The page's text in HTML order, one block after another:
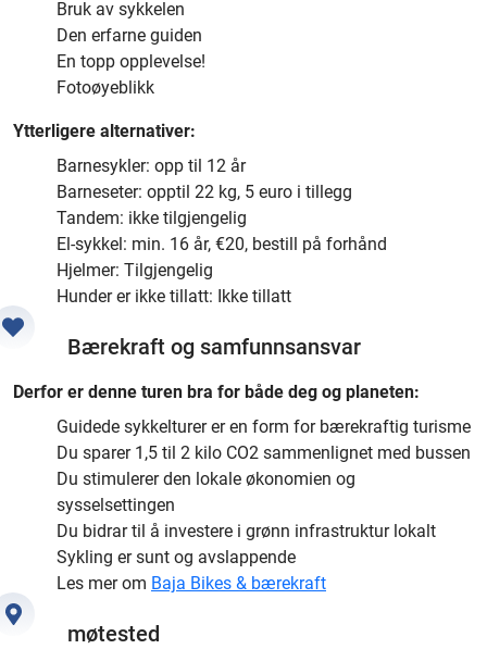
Bruk av sykkelen
Den erfarne guiden
En topp opplevelse!
Fotoøyeblikk
Ytterligere alternativer:
Barnesykler: opp til 12 år
Barneseter: opptil 22 kg, 5 euro i tillegg
Tandem: ikke tilgjengelig
El-sykkel: min. 16 år, €20, bestill på forhånd
Hjelmer: Tilgjengelig
Hunder er ikke tillatt: Ikke tillatt
Bærekraft og samfunnsansvar
Derfor er denne turen bra for både deg og planeten:
Guidede sykkelturer er en form for bærekraftig turisme
Du sparer 1,5 til 2 kilo CO2 sammenlignet med bussen
Du stimulerer den lokale økonomien og
sysselsettingen
Du bidrar til å investere i grønn infrastruktur lokalt
Sykling er sunt og avslappende
Les mer om Baja Bikes & bærekraft
møtested